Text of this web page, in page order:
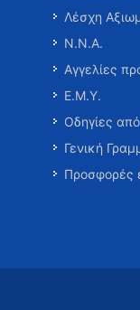
Λέσχη
Ν.Ν.Α.
Αγγελίες
Ε.Μ.Υ.
Οδηγίες
Γενική
Προσφορές